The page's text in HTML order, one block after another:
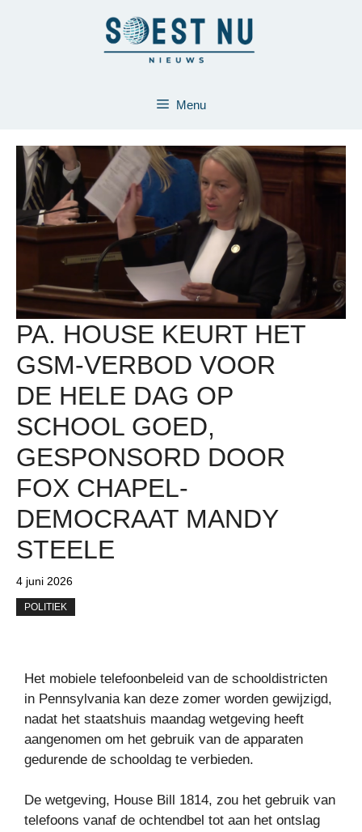
Menu
PA. HOUSE KEURT HET
GSM-VERBOD VOOR
DE HELE DAG OP
SCHOOL GOED,
GESPONSORD DOOR
FOX CHAPEL-
DEMOCRAAT MANDY
STEELE
4 juni 2026
POLITIEK
Het mobiele telefoonbeleid van de schooldistricten
in Pennsylvania kan deze zomer worden gewijzigd,
nadat het staatshuis maandag wetgeving heeft
aangenomen om het gebruik van de apparaten
gedurende de schooldag te verbieden.
De wetgeving, House Bill 1814, zou het gebruik van
telefoons vanaf de ochtendbel tot aan het ontslag